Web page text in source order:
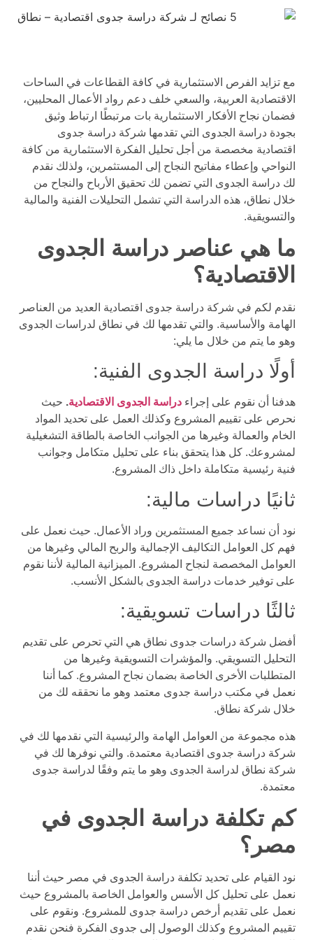
مع تزايد الفرص الاستثمارية في كافة القطاعات في الساحات
الاقتصادية العربية، والسعي خلف دعم رواد الأعمال المحليين،
فضمان نجاح الأفكار الاستثمارية بات مرتبطًا ارتباط وثيق
بجودة دراسة الجدوى التي تقدمها شركة دراسة جدوى
اقتصادية مخصصة من أجل تحليل الفكرة الاستثمارية من كافة
النواحي وإعطاء مفاتيح النجاح إلى المستثمرين، ولذلك نقدم
لك دراسة الجدوى التي تضمن لك تحقيق الأرباح والنجاح من
خلال نطاق، هذه الدراسة التي تشمل التحليلات الفنية والمالية
والتسويقية.
ما هي عناصر دراسة الجدوى
الاقتصادية؟
نقدم لكم في شركة دراسة جدوى اقتصادية العديد من العناصر
الهامة والأساسية. والتي تقدمها لك في نطاق لدراسات الجدوى
وهو ما يتم من خلال ما يلي:
أولًا دراسة الجدوى الفنية:
هدفنا أن نقوم على إجراء دراسة الجدوى الاقتصادية. حيث
نحرص على تقييم المشروع وكذلك العمل على تحديد المواد
الخام والعمالة وغيرها من الجوانب الخاصة بالطاقة التشغيلية
لمشروعك. كل هذا يتحقق بناء على تحليل متكامل وجوانب
فنية رئيسية متكاملة داخل ذاك المشروع.
ثانيًا دراسات مالية:
نود أن نساعد جميع المستثمرين وراد الأعمال. حيث نعمل على
فهم كل العوامل التكاليف الإجمالية والربح المالي وغيرها من
العوامل المخصصة لنجاح المشروع. الميزانية المالية لأننا نقوم
على توفير خدمات دراسة الجدوى بالشكل الأنسب.
ثالثًا دراسات تسويقية:
أفضل شركة دراسات جدوى نطاق هي التي تحرص على تقديم
التحليل التسويقي. والمؤشرات التسويقية وغيرها من
المتطلبات الأخرى الخاصة بضمان نجاح المشروع. كما أننا
نعمل في مكتب دراسة جدوى معتمد وهو ما نحققه لك من
خلال شركة نطاق.
هذه مجموعة من العوامل الهامة والرئيسية التي نقدمها لك في
شركة دراسة جدوى اقتصادية معتمدة. والتي نوفرها لك في
شركة نطاق لدراسة الجدوى وهو ما يتم وفقًا لدراسة جدوى
معتمدة.
كم تكلفة دراسة الجدوى في
مصر؟
نود القيام على تحديد تكلفة دراسة الجدوى في مصر حيث أننا
نعمل على تحليل كل الأسس والعوامل الخاصة بالمشروع حيث
نعمل على تقديم أرخص دراسة جدوى للمشروع. ونقوم على
تقييم المشروع وكذلك الوصول إلى جدوى الفكرة فنحن نقدم